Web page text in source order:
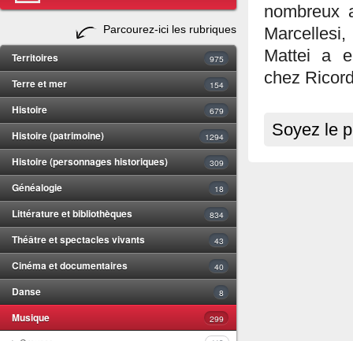
Parcourez-ici les rubriques
Territoires 975
Terre et mer 154
Histoire 679
Histoire (patrimoine) 1294
Histoire (personnages historiques) 309
Généalogie 18
Littérature et bibliothèques 834
Théâtre et spectacles vivants 43
Cinéma et documentaires 40
Danse 8
Musique 299
nombreux
Mattei a
chez
Soyez le